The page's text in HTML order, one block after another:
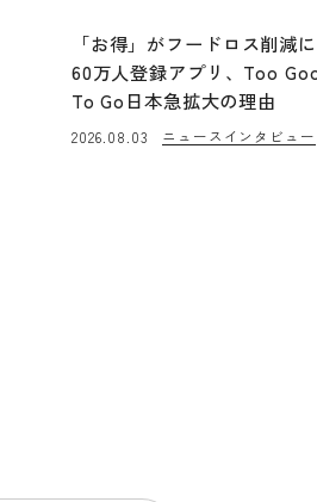
「お得」がフードロス削
60万人登録アプリ、Too
To Go日本急拡大の理由
2026.08.03 ニュース インタビュー